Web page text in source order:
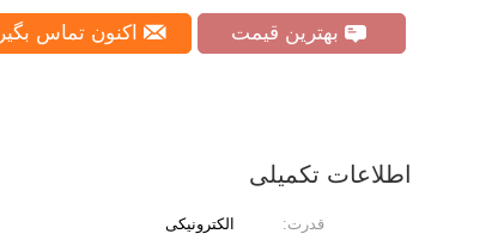
بهترین قیمت اکنون تماس
اطلاعات تکمیلی
قدرت: الکترونیکی